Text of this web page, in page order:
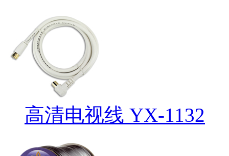
高清电视线 YX-1132